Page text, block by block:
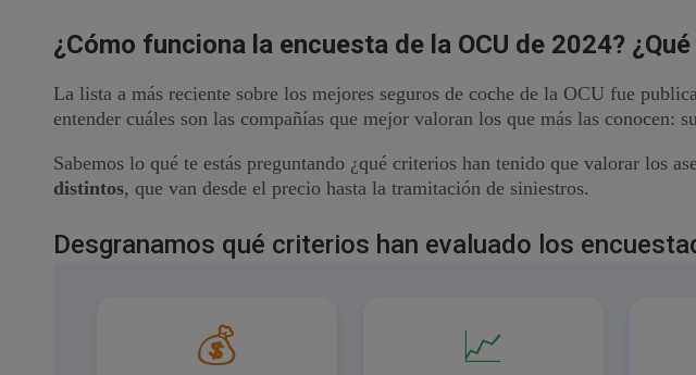
¿Cómo funciona la encuesta de la OCU de 2024?
La lista a más reciente sobre los mejores seguros de coche de la OCU fue
entender cuáles son las compañías que mejor valoran los que más las conocen:
Sabemos lo qué te estás preguntando ¿qué criterios han tenido que valorar los
distintos, que van desde el precio hasta la tramitación de siniestros.
Desgranamos qué criterios han evaluado los
💰 📈